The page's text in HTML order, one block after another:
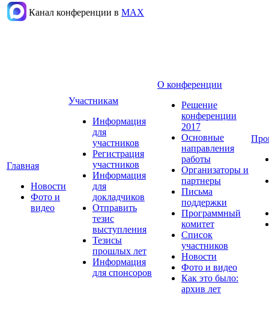
Канал конференции в МАХ
Главная
Новости
Фото и
видео
Участникам
Информация
для
участников
Регистрация
участников
Информация
для
докладчиков
Отправить
тезис
выступления
Тезисы
прошлых лет
Информация
для спонсоров
О конференции
Решение
конференции
2017
Основные
направления
работы
Организаторы и
партнеры
Письма
поддержки
Программный
комитет
Список
участников
Новости
Фото и видео
Как это было:
архив лет